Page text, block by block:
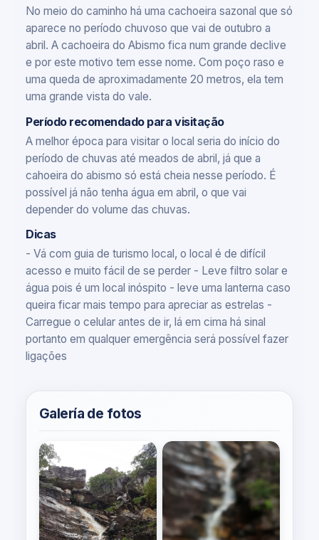
No meio do caminho há uma cachoeira sazonal que só
aparece no período chuvoso que vai de outubro a
abril. A cachoeira do Abismo fica num grande declive
e por este motivo tem esse nome. Com poço raso e
uma queda de aproximadamente 20 metros, ela tem
uma grande vista do vale.
Período recomendado para visitação
A melhor época para visitar o local seria do início do
período de chuvas até meados de abril, já que a
cahoeira do abismo só está cheia nesse período. É
possível já não tenha água em abril, o que vai
depender do volume das chuvas.
Dicas
- Vá com guia de turismo local, o local é de difícil
acesso e muito fácil de se perder - Leve filtro solar e
água pois é um local inóspito - leve uma lanterna caso
queira ficar mais tempo para apreciar as estrelas -
Carregue o celular antes de ir, lá em cima há sinal
portanto em qualquer emergência será possível fazer
ligações
Galería de fotos